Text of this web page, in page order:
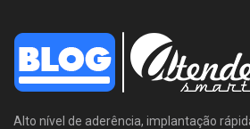
Alto nível de aderência, implantação